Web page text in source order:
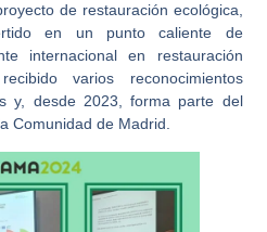
de restauración ecológica,
en un punto caliente de
internacional en restauración
varios reconocimientos
y, desde 2023, forma parte del
Comunidad de Madrid.